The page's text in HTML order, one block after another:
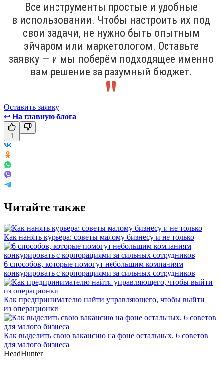
Все инструменты простые и удобные
в использовании. Чтобы настроить их под
свои задачи, не нужно быть опытным
эйчаром или маркетологом. Оставьте
заявку — и мы поберём подходящее именно
вам решение за разумный бюджет.
Оставить заявку
↩ На главную блога
1
Читайте также
Как нанять курьера: советы малому бизнесу и не только
6 способов, которые помогут небольшим компаниям
конкурировать с корпорациями за сильных сотрудников
Как предпринимателю найти управляющего, чтобы выйти
из операционки
Как выделить свою вакансию на фоне остальных. 6 советов
для малого бизнеса
HeadHunter